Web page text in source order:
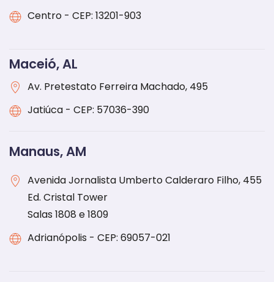
Centro - CEP: 13201-903
Maceió, AL
Av. Pretestato Ferreira Machado, 495
Jatiúca - CEP: 57036-390
Manaus, AM
Avenida Jornalista Umberto Calderaro Filho, 455
Ed. Cristal Tower
Salas 1808 e 1809
Adrianópolis - CEP: 69057-021